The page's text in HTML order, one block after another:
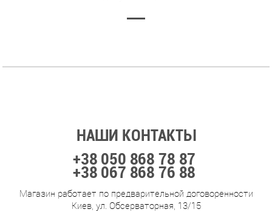
НАШИ КОНТАКТЫ
+38 050 868 78 87
+38 067 868 76 88
Магазин работает по предварительной договоренности
Киев, ул. Обсерваторная, 13/15